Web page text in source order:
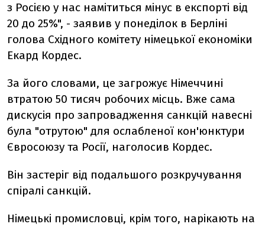
з Росією у нас намітиться мінус в експорті від
20 до 25%", - заявив у понеділок в Берліні
голова Східного комітету німецької економіки
Екард Кордес.
За його словами, це загрожує Німеччині
втратою 50 тисяч робочих місць. Вже сама
дискусія про запровадження санкцій навесні
була "отрутою" для ослабленої кон'юнктури
Євросоюзу та Росії, наголосив Кордес.
Він застеріг від подальшого розкручування
спіралі санкцій.
Німецькі промисловці, крім того, нарікають на